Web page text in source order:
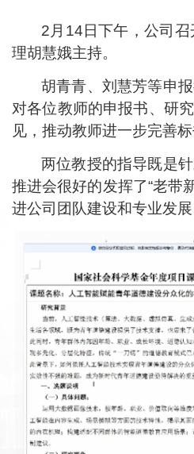
2 月 14日下午，公司
理胡慧娥主持。
胡青青、刘慧芳等申
对各位教师的申报书、研
见，推动教师进一步完善
两位教授的指导既是
推进会很好的发挥了“老带
进公司团队建设和专业发